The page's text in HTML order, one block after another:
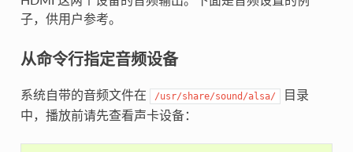
子，供用户参考。
从命令行指定音频设备
系统自带的音频文件在 /usr/share/sound/alsa/
目录
中，播放前请先查看声卡设备：